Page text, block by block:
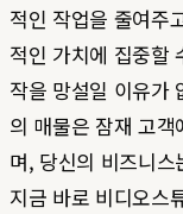
적인 작업을 줄여주
적인 가치에 집중할
작을 망설일 이유가
의 매물은 잠재 고
며, 당신의 비즈니
지금 바로 비디오